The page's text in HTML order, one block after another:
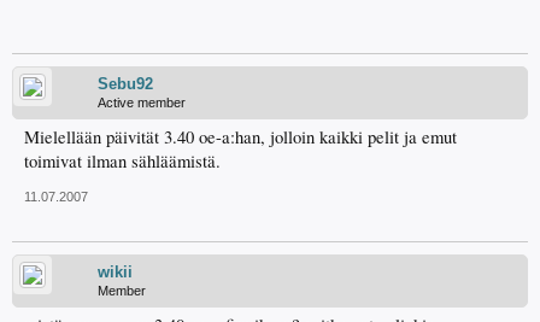
Sebu92
Active member
Mielellään päivität 3.40 oe-a:han, jolloin kaikki pelit ja emut
toimivat ilman sähläämistä.
11.07.2007
wikii
Member